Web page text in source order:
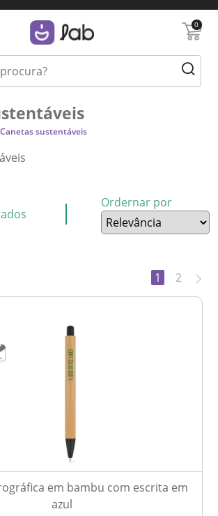
0
Canetas sustentáveis
Ordernar por
1 2
em bambu com escrita em
azul